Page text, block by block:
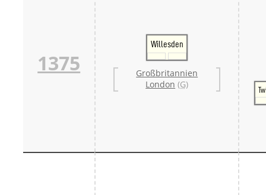
1375
Willesden
Großbritannien
London (G)